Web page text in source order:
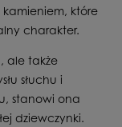
kamieniem, które
charakter.
ale także
słuchu i
stanowi ona
dziewczynki.